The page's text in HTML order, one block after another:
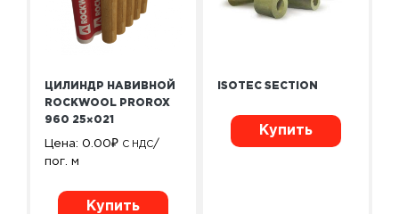
ЦИЛИНДР НАВИВНОЙ
ROCKWOOL PROROX
960 25×021
Цена: 0.00₽ С НДС/
пог. м
Купить
ISOTEC SECTION
Купить